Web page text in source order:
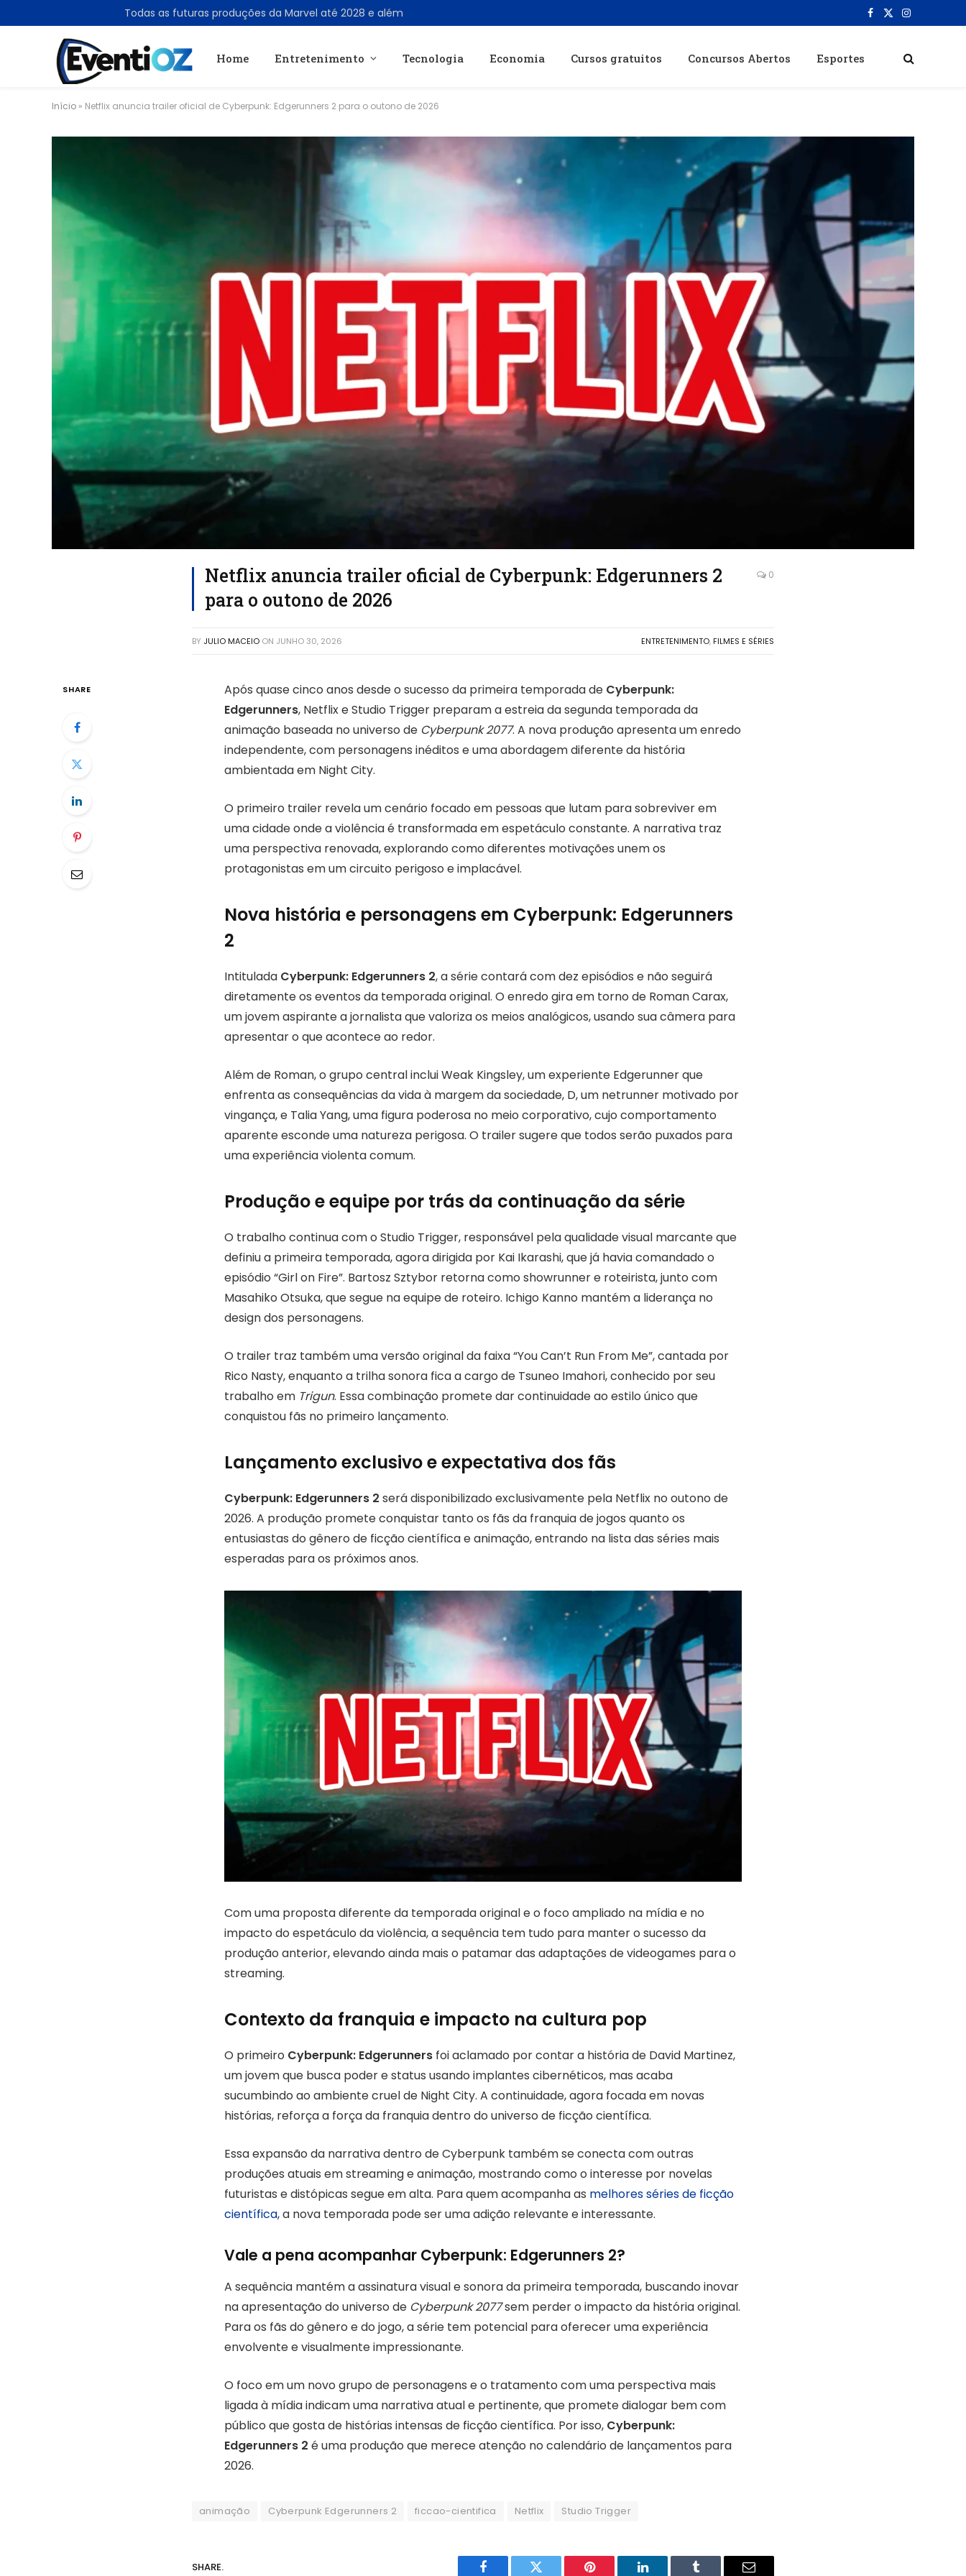
Todas as futuras produções da Marvel até 2028 e além Facebook
X
Instagram
Home Entretenimento Tecnologia Economia Cursos gratuitos Concursos Abertos Esportes
Início » Netflix anuncia trailer oficial de Cyberpunk: Edgerunners 2 para o outono de 2026
Netflix anuncia trailer oficial de Cyberpunk: Edgerunners 2
para o outono de 2026
0
BY JULIO MACEIO ON JUNHO 30, 2026 ENTRETENIMENTO, FILMES E SÉRIES
SHARE Após quase cinco anos desde o sucesso da primeira temporada de Cyberpunk:
Edgerunners, Netflix e Studio Trigger preparam a estreia da segunda temporada da
animação baseada no universo de Cyberpunk 2077. A nova produção apresenta um enredo
independente, com personagens inéditos e uma abordagem diferente da história
ambientada em Night City.
O primeiro trailer revela um cenário focado em pessoas que lutam para sobreviver em
uma cidade onde a violência é transformada em espetáculo constante. A narrativa traz
uma perspectiva renovada, explorando como diferentes motivações unem os
protagonistas em um circuito perigoso e implacável.
Nova história e personagens em Cyberpunk: Edgerunners
2
Intitulada Cyberpunk: Edgerunners 2, a série contará com dez episódios e não seguirá
diretamente os eventos da temporada original. O enredo gira em torno de Roman Carax,
um jovem aspirante a jornalista que valoriza os meios analógicos, usando sua câmera para
apresentar o que acontece ao redor.
Além de Roman, o grupo central inclui Weak Kingsley, um experiente Edgerunner que
enfrenta as consequências da vida à margem da sociedade, D, um netrunner motivado por
vingança, e Talia Yang, uma figura poderosa no meio corporativo, cujo comportamento
aparente esconde uma natureza perigosa. O trailer sugere que todos serão puxados para
uma experiência violenta comum.
Produção e equipe por trás da continuação da série
O trabalho continua com o Studio Trigger, responsável pela qualidade visual marcante que
definiu a primeira temporada, agora dirigida por Kai Ikarashi, que já havia comandado o
episódio “Girl on Fire”. Bartosz Sztybor retorna como showrunner e roteirista, junto com
Masahiko Otsuka, que segue na equipe de roteiro. Ichigo Kanno mantém a liderança no
design dos personagens.
O trailer traz também uma versão original da faixa “You Can’t Run From Me”, cantada por
Rico Nasty, enquanto a trilha sonora fica a cargo de Tsuneo Imahori, conhecido por seu
trabalho em Trigun. Essa combinação promete dar continuidade ao estilo único que
conquistou fãs no primeiro lançamento.
Lançamento exclusivo e expectativa dos fãs
Cyberpunk: Edgerunners 2 será disponibilizado exclusivamente pela Netflix no outono de
2026. A produção promete conquistar tanto os fãs da franquia de jogos quanto os
entusiastas do gênero de ficção científica e animação, entrando na lista das séries mais
esperadas para os próximos anos.
Com uma proposta diferente da temporada original e o foco ampliado na mídia e no
impacto do espetáculo da violência, a sequência tem tudo para manter o sucesso da
produção anterior, elevando ainda mais o patamar das adaptações de videogames para o
streaming.
Contexto da franquia e impacto na cultura pop
O primeiro Cyberpunk: Edgerunners foi aclamado por contar a história de David Martinez,
um jovem que busca poder e status usando implantes cibernéticos, mas acaba
sucumbindo ao ambiente cruel de Night City. A continuidade, agora focada em novas
histórias, reforça a força da franquia dentro do universo de ficção científica.
Essa expansão da narrativa dentro de Cyberpunk também se conecta com outras
produções atuais em streaming e animação, mostrando como o interesse por novelas
futuristas e distópicas segue em alta. Para quem acompanha as melhores séries de ficção
científica, a nova temporada pode ser uma adição relevante e interessante.
Vale a pena acompanhar Cyberpunk: Edgerunners 2?
A sequência mantém a assinatura visual e sonora da primeira temporada, buscando inovar
na apresentação do universo de Cyberpunk 2077sem perder o impacto da história original.
Para os fãs do gênero e do jogo, a série tem potencial para oferecer uma experiência
envolvente e visualmente impressionante.
O foco em um novo grupo de personagens e o tratamento com uma perspectiva mais
ligada à mídia indicam uma narrativa atual e pertinente, que promete dialogar bem com
público que gosta de histórias intensas de ficção científica. Por isso, Cyberpunk:
Edgerunners 2 é uma produção que merece atenção no calendário de lançamentos para
2026.
animação Cyberpunk Edgerunners 2 ficcao-cientifica Netflix Studio Trigger
SHARE.